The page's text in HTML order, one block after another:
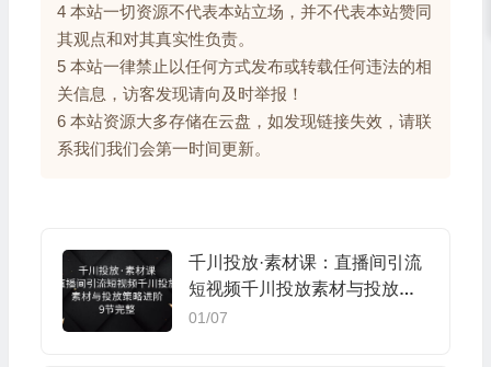
4 本站一切资源不代表本站立场，并不代表本站赞同
其观点和对其真实性负责。
5 本站一律禁止以任何方式发布或转载任何违法的相
关信息，访客发现请向及时举报！
6 本站资源大多存储在云盘，如发现链接失效，请联
系我们我们会第一时间更新。
千川投放·素材课：直播间引流
短视频千川投放素材与投放策
略进阶，9节完整
01/07